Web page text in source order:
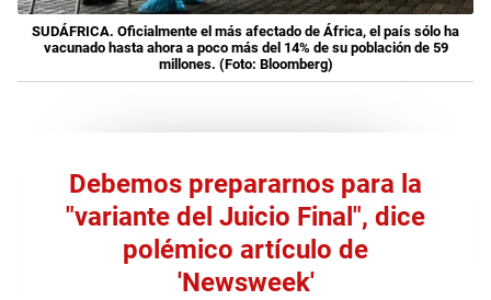
SUDÁFRICA. Oficialmente el más afectado de África, el país sólo ha
vacunado hasta ahora a poco más del 14% de su población de 59
millones. (Foto: Bloomberg)
Debemos prepararnos para la
"variante del Juicio Final", dice
polémico artículo de
'Newsweek'